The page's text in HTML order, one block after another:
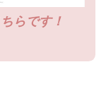
らです！